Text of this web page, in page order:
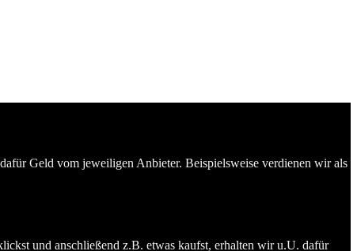
Geld vom jeweiligen Anbieter. Beispielsweise verdienen wir als
und anschließend z.B. etwas kaufst, erhalten wir u.U. dafür